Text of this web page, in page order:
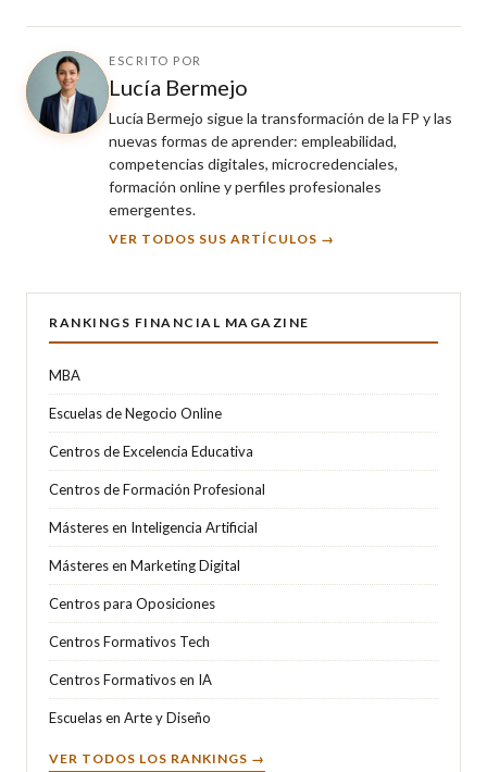
ESCRITO POR
Lucía Bermejo
Lucía Bermejo sigue la transformación de la FP y las
nuevas formas de aprender: empleabilidad,
competencias digitales, microcredenciales,
formación online y perfiles profesionales
emergentes.
VER TODOS SUS ARTÍCULOS →
RANKINGS FINANCIAL MAGAZINE
MBA
Escuelas de Negocio Online
Centros de Excelencia Educativa
Centros de Formación Profesional
Másteres en Inteligencia Artificial
Másteres en Marketing Digital
Centros para Oposiciones
Centros Formativos Tech
Centros Formativos en IA
Escuelas en Arte y Diseño
VER TODOS LOS RANKINGS →